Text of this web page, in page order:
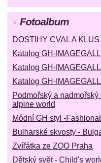
Fotoalbum
DOSTIHY CVAL A
Katalog GH-
Katalog GH-
Katalog GH-
Podmořský a
alpine world
Módní GH styl -
Bulharské skvosty -
Zvířátka ze ZOO Praha
Dětský svět - Child's